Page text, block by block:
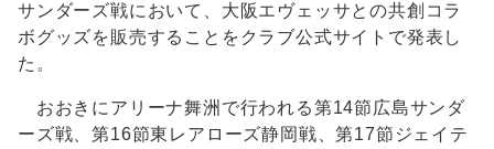
サンダーズ戦において、大阪エヴェッサとの共創コラ
ボグッズを販売することをクラブ公式サイトで発表し
た。
おおきにアリーナ舞洲で行われる第14節広島サンダ
ーズ戦、第16節東レアローズ静岡戦、第17節ジェイテ